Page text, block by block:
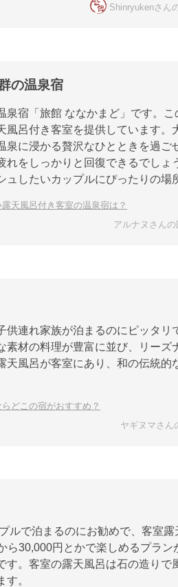
Shinryukenさん
の温泉宿
宿「旅館 ななかまど」です。
呂付き客室を提供しています。
泉に浸かる贅沢なひとときを過ご
をしっかりと回復できるでしょ
したいカップルにぴったりの場
天風呂付き客室の温泉宿は？
アルナヌさんの
供連れ家族が泊まるのにピッタリ
素材の料理が豊富に並び、リーズ
風呂が客室にあり、和の伝統的
どこの宿がおすすめ？
ヤギヌマさん
ルで泊まるのにお勧めで、客室
ら30,000円とかで楽しめるプラン
。客室の露天風呂は石の造りで
。